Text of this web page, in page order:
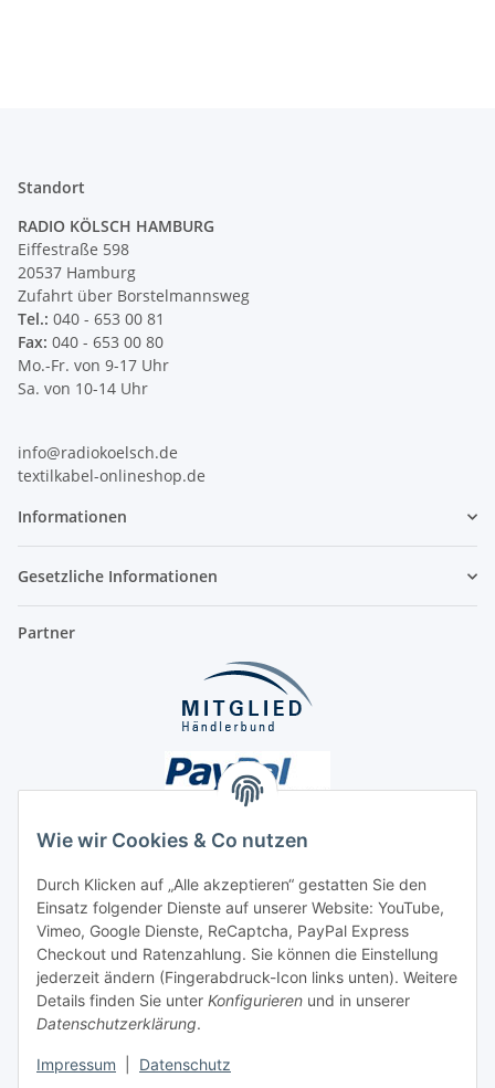
Wie wir Cookies & Co nutzen
Durch Klicken auf „Alle akzeptieren“ gestatten Sie den
Einsatz folgender Dienste auf unserer Website: YouTube,
Vimeo, Google Dienste, ReCaptcha, PayPal Express
Checkout und Ratenzahlung. Sie können die Einstellung
jederzeit ändern (Fingerabdruck-Icon links unten). Weitere
Details finden Sie unter Konfigurieren und in unserer
Datenschutzerklärung.
Impressum Datenschutz
Standort
RADIO KÖLSCH HAMBURG
Eiffestraße 598
20537 Hamburg
Zufahrt über Borstelmannsweg
Tel.: 040 - 653 00 81
Fax: 040 - 653 00 80
Mo.-Fr. von 9-17 Uhr
Sa. von 10-14 Uhr
info@radiokoelsch.de
textilkabel-onlineshop.de
Informationen
Gesetzliche Informationen
Partner
Unsere Seiten
Social Media
Vertrag widerrufen